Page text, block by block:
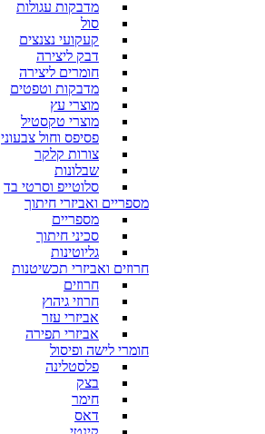
מדבקות עגולות
סול
קעקועי נצנצים
דבק ליצירה
חומרים ליצירה
מדבקות וטפטים
מוצרי עץ
מוצרי טקסטיל
פסיפס וחול צבעוני
צורות קלקר
שבלונות
סלוטייפ וסרטי בד
מספריים ואביזרי חיתוך
מספריים
סכיני חיתוך
גליוטינות
חרוזים ואביזרי תכשיטנות
חרוזים
חרוזי גיהוץ
אביזרי עזר
אביזרי תפירה
חומרי לישה ופיסול
פלסטלינה
בצק
חימר
דאס